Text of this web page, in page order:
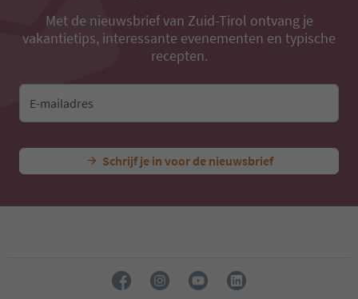
Met de nieuwsbrief van Zuid-Tirol ontvang je
vakantietips, interessante evenementen en typische
recepten.
E-mailadres
Schrijf je in voor de nieuwsbrief